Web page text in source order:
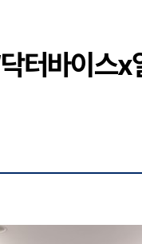
터바이스